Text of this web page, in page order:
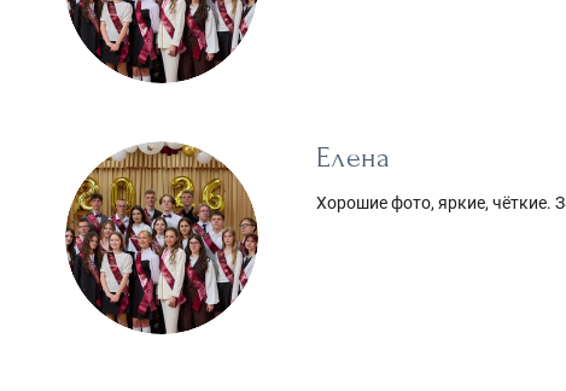
Елена
Хорошие фото, яркие, чёткие.